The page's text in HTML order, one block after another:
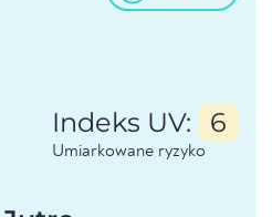
Indeks UV: 6
Umiarkowane ryzyko